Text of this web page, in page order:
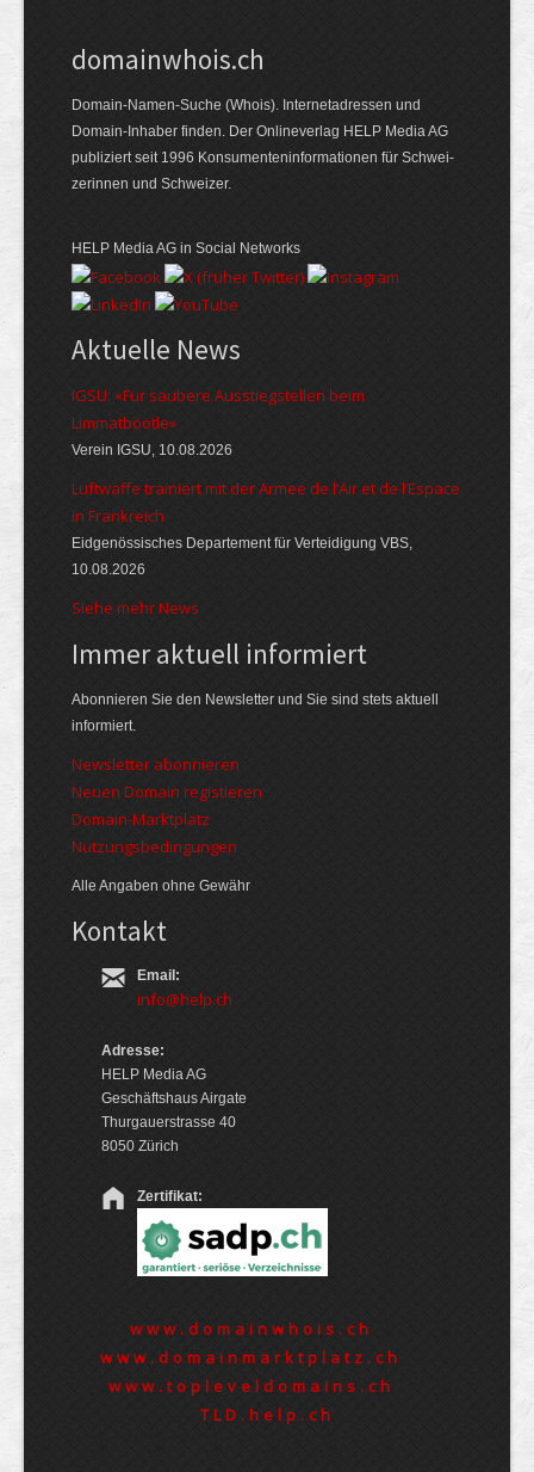
domainwhois.ch
Domain-Namen-Suche (Whois). Internet­adressen und
Domain-Inhaber finden. Der Online­verlag HELP Media AG
publiziert seit 1996 Konsumenten­informationen für Schwei­
zerinnen und Schweizer.
HELP Media AG in Social Networks
Aktuelle News
IGSU: «Für saubere Ausstiegstellen beim
Limmatböötle»
Verein IGSU, 10.08.2026
Luftwaffe trainiert mit der Armee de l’Air et de l’Espace
in Frankreich
Eidgenössisches Departement für Verteidigung VBS,
10.08.2026
Siehe mehr News
Immer aktuell informiert
Abonnieren Sie den Newsletter und Sie sind stets aktuell
informiert.
Newsletter abonnieren
Neuen Domain registieren
Domain-Marktplatz
Nutzungsbedingungen
Alle Angaben ohne Gewähr
Kontakt
Email:
info@help.ch
Adresse:
HELP Media AG
Geschäftshaus Airgate
Thurgauerstrasse 40
8050 Zürich
Zertifikat:
www.domainwhois.ch
www.domainmarktplatz.ch
www.topleveldomains.ch
TLD.help.ch